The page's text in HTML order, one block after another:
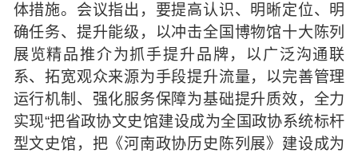
体措施。会议指出，要提高认识、明晰定位、明
确任务、提升能级，以冲击全国博物馆十大陈列
展览精品推介为抓手提升品牌，以广泛沟通联
系、拓宽观众来源为手段提升流量，以完善管理
运行机制、强化服务保障为基础提升质效，全力
实现“把省政协文史馆建设成为全国政协系统标杆
型文史馆，把《河南政协历史陈列展》建设成为